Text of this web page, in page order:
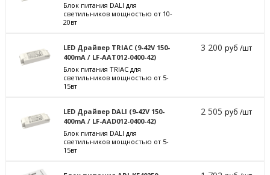
Блок питания DALI для
светильников мощностью от 10-
20вт
LED Драйвер TRIAC (9-42V 150-
400mA / LF-AAT012-0400-42)
Блок питания TRIAC для
светильников мощностью от 5-
15вт
3 200руб /шт
LED Драйвер DALI (9-42V 150-
400mA / LF-AAD012-0400-42)
Блок питания DALI для
светильников мощностью от 5-
15вт
2 505руб /шт